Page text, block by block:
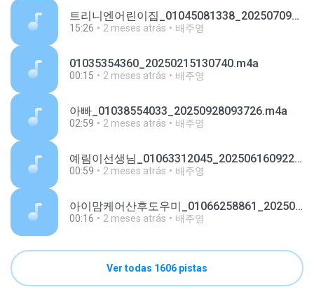
트리니엔어린이집_01045081338_20250709181624.m4a
15:26 2 meses atrás 배주영
01035354360_20250215130740.m4a
00:15 2 meses atrás 배주영
아빠_01038554033_20250928093726.m4a
02:59 2 meses atrás 배주영
예림이선생님_01063312045_20250616092220.m4a
00:59 2 meses atrás 배주영
아이맘케어산후도우미_01066258861_20250711112237.m4a
00:16 2 meses atrás 배주영
Ver todas 1606 pistas